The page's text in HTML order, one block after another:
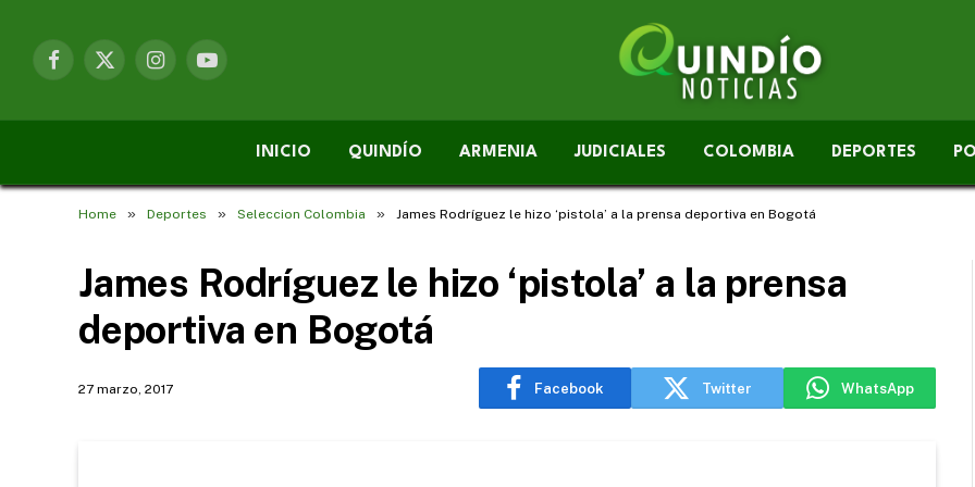
Facebook
X
InstagramYouTube
INICIO QUINDÍO ARMENIA JUDICIALES COLOMBIA DEPORTES
Home » Deportes » Seleccion Colombia » James Rodríguez le hizo ‘pistola’ a la prensa deportiva en Bogotá
James Rodríguez le hizo ‘pistola’ a la prensa
deportiva en Bogotá
27 marzo, 2017 Facebook Twitter WhatsApp